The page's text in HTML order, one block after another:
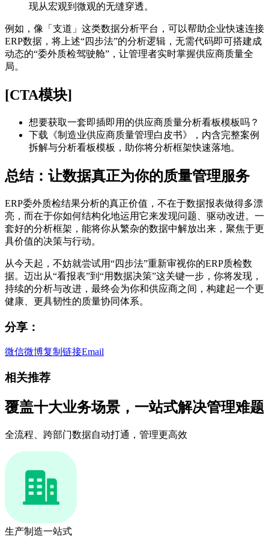
现从宏观到微观的无缝穿透。
例如，像「支道」这类数据分析平台，可以帮助企业快速连接
ERP数据，将上述“四步法”的分析逻辑，无需代码即可搭建成
动态的“委外质检驾驶舱”，让管理者实时掌握供应商质量全
局。
[CTA模块]
想要获取一套即插即用的供应商质量分析看板模板吗？
下载《制造业供应商质量管理白皮书》，内含完整案例
拆解与分析看板模板，助你将分析框架快速落地。
总结：让数据真正为你的质量管理服务
ERP委外质检结果分析的真正价值，不在于数据报表做得多漂
亮，而在于你如何结构化地运用它来发现问题、驱动改进。一
套好的分析框架，能将你从繁杂的数据中解放出来，聚焦于更
具价值的决策与行动。
从今天起，不妨就尝试用“四步法”重新审视你的ERP质检数
据。迈出从“看报表”到“用数据决策”这关键一步，你将发现，
持续的分析与改进，最终会为你和供应商之间，构建起一个更
健康、更具韧性的质量协同体系。
分享：
微信微博复制链接Email
相关推荐
覆盖十大业务场景，一站式解决管理难题
全流程、跨部门数据自动打通，管理更高效
生产制造一站式